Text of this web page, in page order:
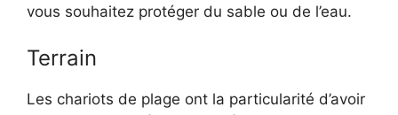
vous souhaitez protéger du sable ou de l’eau.
Terrain
Les chariots de plage ont la particularité d’avoir